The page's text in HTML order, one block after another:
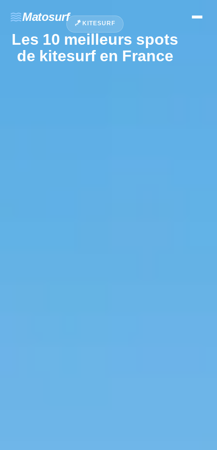
wavesMatosurf 🪁 KITESURF
Les 10 meilleurs spots
de kitesurf en France